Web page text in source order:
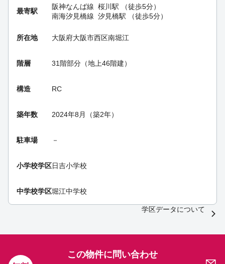
最寄駅
阪神なんば線 桜川駅 （徒歩5分）
南海汐見橋線 汐見橋駅 （徒歩5分）
所在地 大阪府大阪市西区南堀江
階層 31階部分（地上46階建）
構造 RC
築年数 2024年8月（築2年）
駐車場 －
小学校学区日吉小学校
中学校学区堀江中学校
学区データについて
この物件に問い合わせ